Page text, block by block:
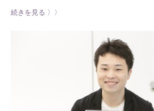
13-3-1 親の介護の費用をどうするか
study 4 親の介護、こんなときはどうする？
13-4-1 親がひとり暮らしになったら
13-4-2 いざ、親の介護が必要になったら
13-4-3 介護離職を避けるために
13-4-4 認知症について知る
13-4-5 親の最期を看取る
続きを見る 〉〉